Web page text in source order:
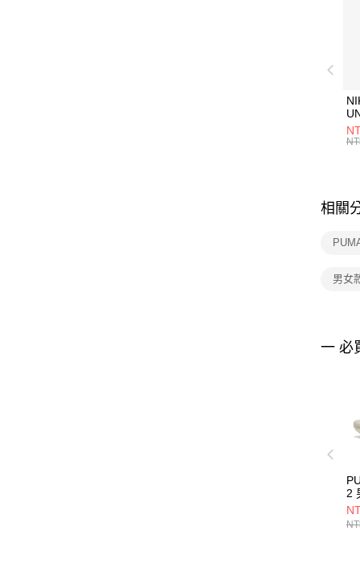
統
相關
男女
一 必
2